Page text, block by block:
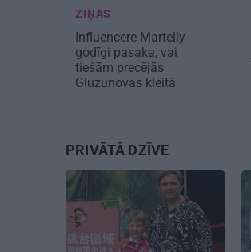
ZIŅAS
Influencere Martelly
godīgi pasaka, vai
tiešām precējās
Gluzunovas kleitā
PRIVĀTĀ DZĪVE